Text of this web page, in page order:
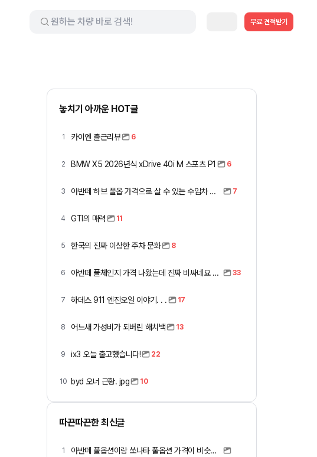
무료 견적받기
놓치기 아까운 HOT글
1 카이엔 출근리뷰 6
2 BMW X5 2026년식 xDrive 40i M 스포츠 P1 6
3 아반떼 하브 풀옵 가격으로 살 수 있는 수입차 모아봤습니다 (중고 포함) 7
4 GTI의 매력 11
5 한국의 진짜 이상한 주차 문화 8
6 아반떼 풀체인지 가격 나왔는데 진짜 비싸네요 ㅎㅎ 33
7 하데스 911 엔진오일 이야기. . . 17
8 어느새 가성비가 되버린 해치백 13
9 ix3 오늘 출고했습니다! 22
10 byd 오너 근황. jpg 10
따끈따끈한 최신글
1 아반떼 풀옵션이랑 쏘나타 풀옵션 가격이 비슷하네요